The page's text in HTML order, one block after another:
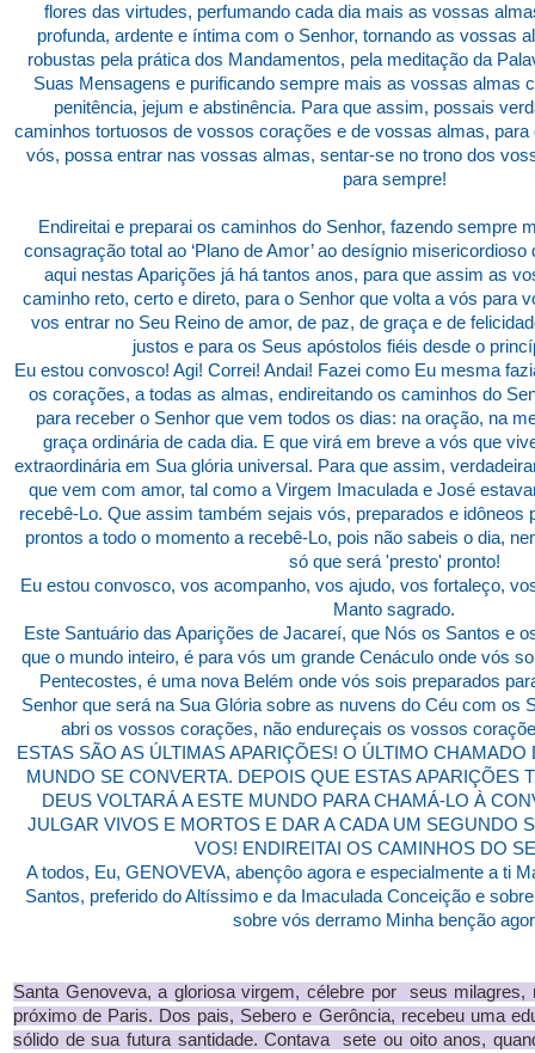
flores das virtudes, perfumando cada dia mais as vossas
profunda, ardente e íntima com o Senhor, tornando as vossas
robustas pela prática dos Mandamentos, pela meditação da
Suas Mensagens e purificando sempre mais as vossas almas
penitência, jejum e abstinência. Para que assim, possais
caminhos tortuosos de vossos corações e de vossas almas, para
vós, possa entrar nas vossas almas, sentar-se no trono dos
para sempre!
Endireitai e preparai os caminhos do Senhor, fazendo sempre
consagração total ao ‘Plano de Amor’ ao desígnio
aqui nestas Aparições já há tantos anos, para que assim as
caminho reto, certo e direto, para o Senhor que volta a vós para
vos entrar no Seu Reino de amor, de paz, de graça e de
justos e para os Seus apóstolos fiéis desde o
Eu estou convosco! Agi! Correi! Andai! Fazei como Eu mesma
os corações, a todas as almas, endireitando os caminhos do
para receber o Senhor que vem todos os dias: na oração, na
graça ordinária de cada dia. E que virá em breve a vós que
extraordinária em Sua glória universal. Para que assim,
que vem com amor, tal como a Virgem Imaculada e José
recebê-Lo. Que assim também sejais vós, preparados e idôneos
prontos a todo o momento a recebê-Lo, pois não sabeis o dia,
só que será 'presto' pronto!
Eu estou convosco, vos acompanho, vos ajudo, vos fortaleço,
Manto sagrado.
Este Santuário das Aparições de Jacareí, que Nós os Santos e
que o mundo inteiro, é para vós um grande Cenáculo onde vós
Pentecostes, é uma nova Belém onde vós sois preparados
Senhor que será na Sua Glória sobre as nuvens do Céu com os
abri os vossos corações, não endureçais os vossos
ESTAS SÃO AS ÚLTIMAS APARIÇÕES! O ÚLTIMO
MUNDO SE CONVERTA. DEPOIS QUE ESTAS APARIÇÕES
DEUS VOLTARÁ A ESTE MUNDO PARA CHAMÁ-LO À
JULGAR VIVOS E MORTOS E DAR A CADA UM SEGUNDO
VOS! ENDIREITAI OS CAMINHOS DO
A todos, Eu, GENOVEVA, abençôo agora e especialmente a ti
Santos, preferido do Altíssimo e da Imaculada Conceição e
sobre vós derramo Minha benção
Santa Genoveva, a gloriosa virgem, célebre por seus
próximo de Paris. Dos pais, Sebero e Gerôncia, recebeu uma
sólido de sua futura santidade. Contava sete ou oito anos,